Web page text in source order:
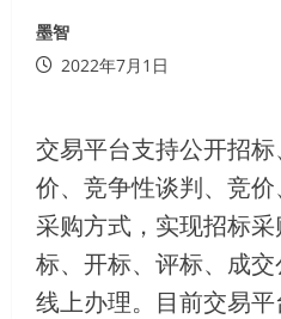
墨智
2022年7月1日
交易平台支持公开招
价、竞争性谈判、竞
采购方式，实现招标
标、开标、评标、成
线上办理。目前交易